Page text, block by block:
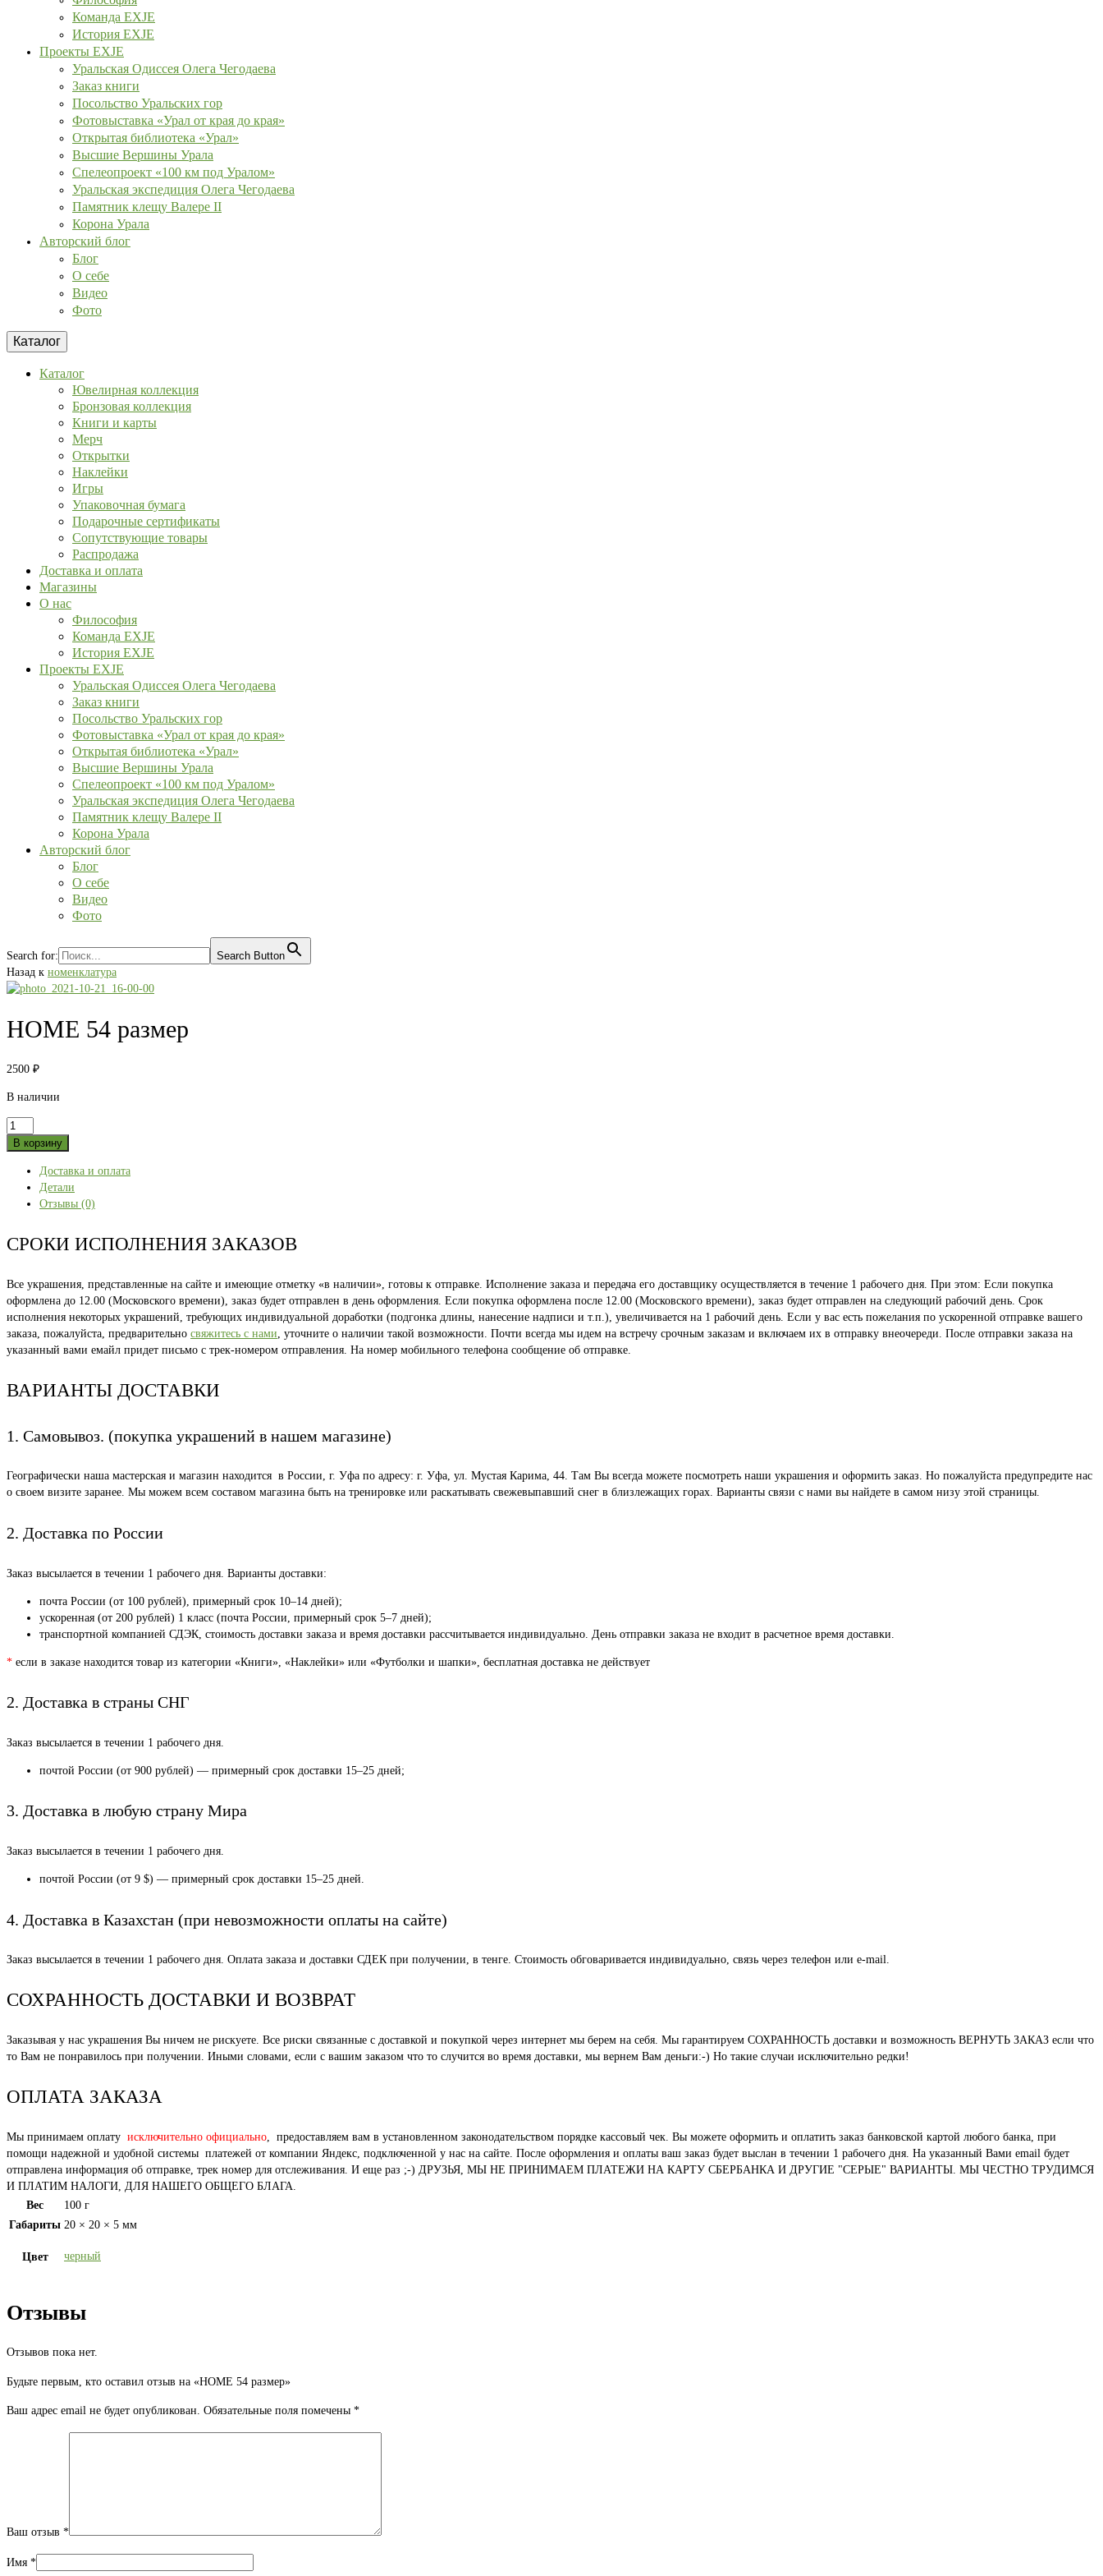
Команда EXJE
История EXJE
Проекты EXJE
Уральская Одиссея Олега Чегодаева
Заказ книги
Посольство Уральских гор
Фотовыставка «Урал от края до края»
Открытая библиотека «Урал»
Высшие Вершины Урала
Спелеопроект «100 км под Уралом»
Уральская экспедиция Олега Чегодаева
Памятник клещу Валере II
Корона Урала
Авторский блог
Блог
О себе
Видео
Фото
Каталог
Каталог
Ювелирная коллекция
Бронзовая коллекция
Книги и карты
Мерч
Открытки
Наклейки
Игры
Упаковочная бумага
Подарочные сертификаты
Сопутствующие товары
Распродажа
Доставка и оплата
Магазины
О нас
Философия
Команда EXJE
История EXJE
Проекты EXJE
Уральская Одиссея Олега Чегодаева
Заказ книги
Посольство Уральских гор
Фотовыставка «Урал от края до края»
Открытая библиотека «Урал»
Высшие Вершины Урала
Спелеопроект «100 км под Уралом»
Уральская экспедиция Олега Чегодаева
Памятник клещу Валере II
Корона Урала
Авторский блог
Блог
О себе
Видео
Фото
Search for:
Search Button
Назад к номенклатура
HOME 54 размер
2500 ₽
В наличии
Количество
товара
размер
В корзину
Доставка и оплата
Детали
Отзывы (0)
СРОКИ ИСПОЛНЕНИЯ ЗАКАЗОВ
Все украшения, представленные на сайте и имеющие отметку «в наличии», готовы к отправке. Исполнение заказа и передача его доставщику осуществляется в течение 1 рабочего дня. При этом: Если покупка
оформлена до 12.00 (Московского времени), заказ будет отправлен в день оформления. Если покупка оформлена после 12.00 (Московского времени), заказ будет отправлен на следующий рабочий день. Срок
исполнения некоторых украшений, требующих индивидуальной доработки (подгонка длины, нанесение надписи и т.п.), увеличивается на 1 рабочий день. Если у вас есть пожелания по ускоренной отправке вашего
заказа, пожалуйста, предварительно свяжитесь с нами, уточните о наличии такой возможности. Почти всегда мы идем на встречу срочным заказам и включаем их в отправку внеочереди. После отправки заказа на
указанный вами емайл придет письмо с трек-номером отправления. На номер мобильного телефона сообщение об отправке.
ВАРИАНТЫ ДОСТАВКИ
1. Самовывоз. (покупка украшений в нашем магазине)
Географически наша мастерская и магазин находится в России, г. Уфа по адресу: г. Уфа, ул. Мустая Карима, 44. Там Вы всегда можете посмотреть наши украшения и оформить заказ. Но пожалуйста предупредите нас
о своем визите заранее. Мы можем всем составом магазина быть на тренировке или раскатывать свежевыпавший снег в близлежащих горах. Варианты связи с нами вы найдете в самом низу этой страницы.
2. Доставка по России
Заказ высылается в течении 1 рабочего дня. Варианты доставки:
почта России (от 100 рублей), примерный срок 10–14 дней);
ускоренная (от 200 рублей) 1 класс (почта России, примерный срок 5–7 дней);
транспортной компанией СДЭК, стоимость доставки заказа и время доставки рассчитывается индивидуально. День отправки заказа не входит в расчетное время доставки.
* если в заказе находится товар из категории «Книги», «Наклейки» или «Футболки и шапки», бесплатная доставка не действует
2. Доставка в страны СНГ
Заказ высылается в течении 1 рабочего дня.
почтой России (от 900 рублей) — примерный срок доставки 15–25 дней;
3. Доставка в любую страну Мира
Заказ высылается в течении 1 рабочего дня.
почтой России (от 9 $) — примерный срок доставки 15–25 дней.
4. Доставка в Казахстан (при невозможности оплаты на сайте)
Заказ высылается в течении 1 рабочего дня. Оплата заказа и доставки СДЕК при получении, в тенге. Стоимость обговаривается индивидуально, связь через телефон или e-mail.
СОХРАННОСТЬ ДОСТАВКИ И ВОЗВРАТ
Заказывая у нас украшения Вы ничем не рискуете. Все риски связанные с доставкой и покупкой через интернет мы берем на себя. Мы гарантируем СОХРАННОСТЬ доставки и возможность ВЕРНУТЬ ЗАКАЗ если что
то Вам не понравилось при получении. Иными словами, если с вашим заказом что то случится во время доставки, мы вернем Вам деньги:-) Но такие случаи исключительно редки!
ОПЛАТА ЗАКАЗА
Мы принимаем оплату исключительно официально, предоставляем вам в установленном законодательством порядке кассовый чек. Вы можете оформить и оплатить заказ банковской картой любого банка, при
помощи надежной и удобной системы платежей от компании Яндекс, подключенной у нас на сайте. После оформления и оплаты ваш заказ будет выслан в течении 1 рабочего дня. На указанный Вами email будет
отправлена информация об отправке, трек номер для отслеживания. И еще раз ;-) ДРУЗЬЯ, МЫ НЕ ПРИНИМАЕМ ПЛАТЕЖИ НА КАРТУ СБЕРБАНКА И ДРУГИЕ "СЕРЫЕ" ВАРИАНТЫ. МЫ ЧЕСТНО ТРУДИМСЯ
И ПЛАТИМ НАЛОГИ, ДЛЯ НАШЕГО ОБЩЕГО БЛАГА.
Вес
100 г
Габариты 20 × 20 × 5 мм
Цвет черный
Отзывы
Отзывов пока нет.
Будьте первым, кто оставил отзыв на «HOME 54 размер»
Ваш адрес email не будет опубликован. Обязательные поля помечены *
Ваш отзыв *
Имя *